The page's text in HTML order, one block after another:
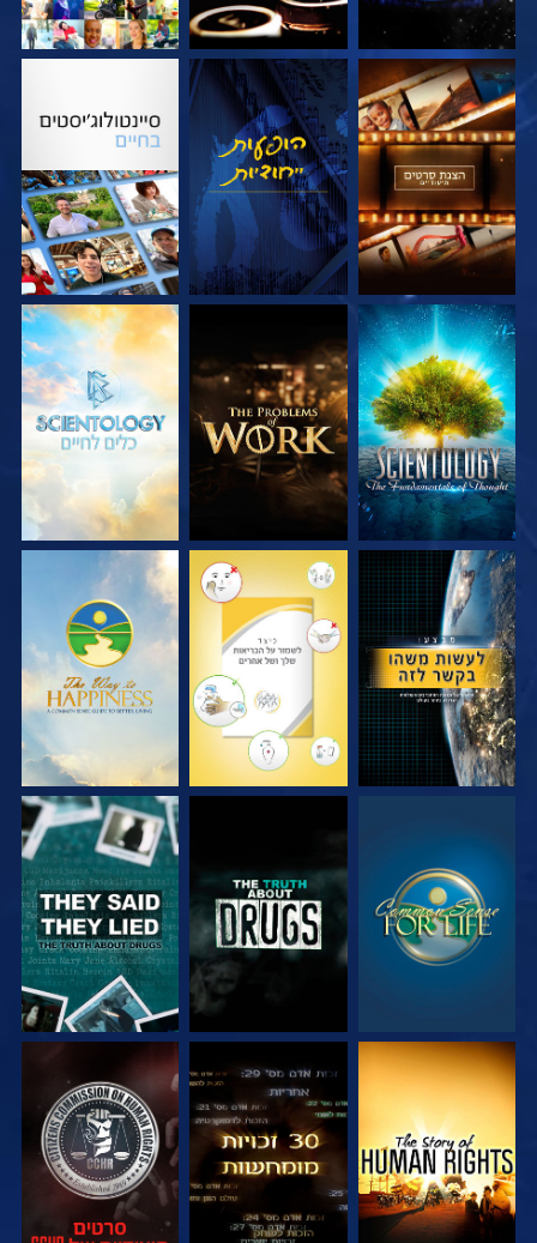
בדוק את הסדרה צפה בדוק את הסדרה
בדוק את הסדרה בדוק את הסדרה בדוק את הסדרה
צפה צפה
צפה צפה צפה
צפה צפה צפה